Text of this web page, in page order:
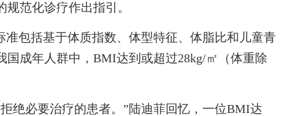
范化诊疗作出指引。
包括基于体质指数、体型特征、体脂比和儿童青
国成年人群中，BMI达到或超过28kg/㎡（体重除
必要治疗的患者。”陆迪菲回忆，一位BMI达